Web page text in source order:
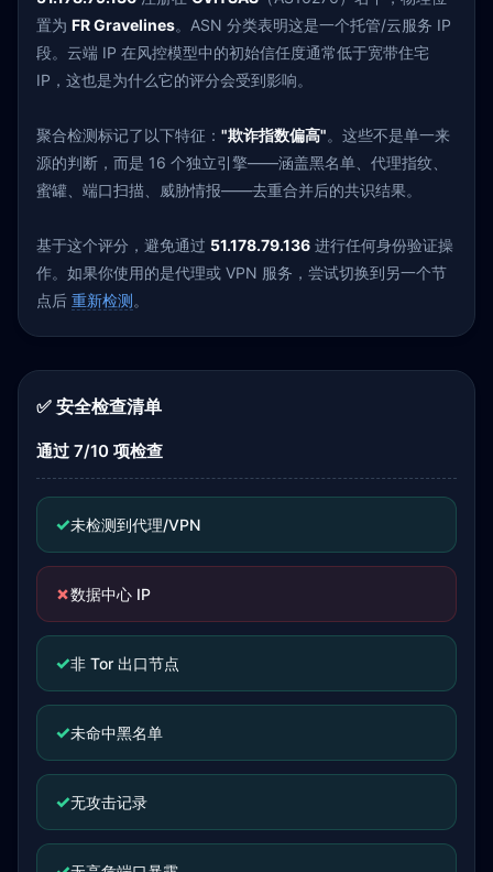
置为 FR Gravelines。ASN 分类表明这是一个托管/云服务 IP
段。云端 IP 在风控模型中的初始信任度通常低于宽带住宅
IP，这也是为什么它的评分会受到影响。
聚合检测标记了以下特征： "欺诈指数偏高"。这些不是单一来
源的判断，而是 16 个独立引擎——涵盖黑名单、代理指纹、
蜜罐、端口扫描、威胁情报——去重合并后的共识结果。
基于这个评分，避免通过 51.178.79.136 进行任何身份验证操
作。如果你使用的是代理或 VPN 服务，尝试切换到另一个节
点后 重新检测。
✅ 安全检查清单
通过 7/10 项检查
✓未检测到代理/VPN
✗数据中心 IP
✓非 Tor 出口节点
✓未命中黑名单
✓无攻击记录